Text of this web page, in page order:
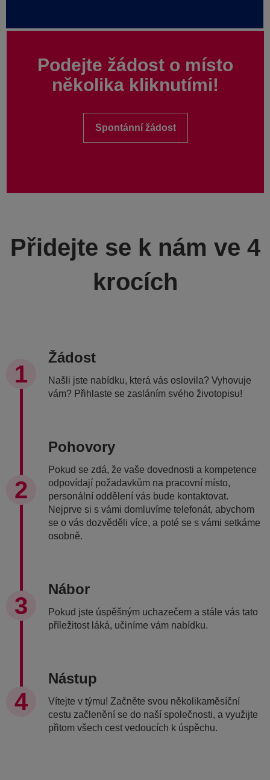
Podejte žádost o místo
několika kliknutími!
Spontánní žádost
Přidejte se k nám ve 4
krocích
Žádost
Našli jste nabídku, která vás oslovila? Vyhovuje
vám? Přihlaste se zasláním svého životopisu!
Pohovory
Pokud se zdá, že vaše dovednosti a kompetence
odpovídají požadavkům na pracovní místo,
personální oddělení vás bude kontaktovat.
Nejprve si s vámi domluvíme telefonát, abychom
se o vás dozvěděli více, a poté se s vámi setkáme
osobně.
Nábor
Pokud jste úspěšným uchazečem a stále vás tato
příležitost láká, učiníme vám nabídku.
Nástup
Vítejte v týmu! Začněte svou několikaměsíční
cestu začlenění se do naší společnosti, a využijte
přitom všech cest vedoucích k úspěchu.